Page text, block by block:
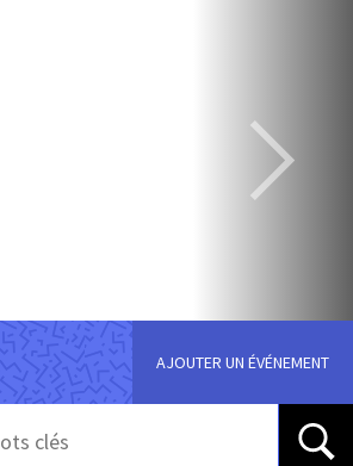
AJOUTER UN ÉVÉNEMENT